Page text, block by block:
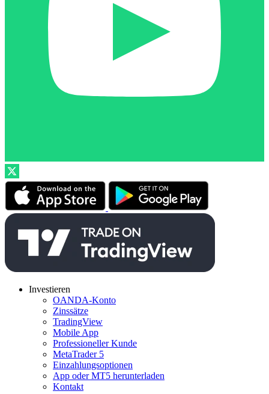
Investieren
OANDA-Konto
Zinssätze
TradingView
Mobile App
Professioneller Kunde
MetaTrader 5
Einzahlungsoptionen
App oder MT5 herunterladen
Kontakt